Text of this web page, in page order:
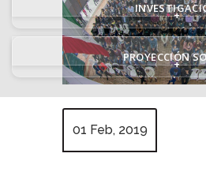
+
PROYECCIÓN
+
01 Feb, 2019